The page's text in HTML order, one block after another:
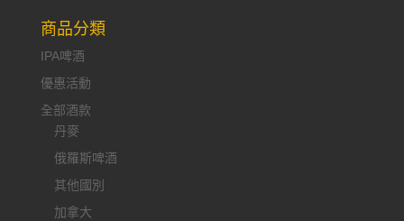
商品分類
IPA啤酒
優惠活動
全部酒款
丹麥
俄羅斯啤酒
其他國別
加拿大